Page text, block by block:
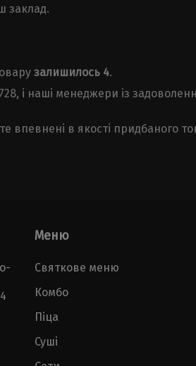
заклад.
залишилось 4.
і наші менеджери із
в якості придбаного
Меню
Святкове меню
Комбо
Піца
Суші